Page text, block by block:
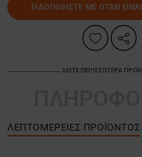
ΕΙΔΟΠΟΙΗΣΤΕ ΜΕ ΟΤΑΝ
ΔΕΊΤΕ ΠΕΡΙΣΣΌΤΕΡΑ
ΛΕΠΤΟΜΈΡΕΙΕΣ ΠΡΟΪΌΝΤΟΣ